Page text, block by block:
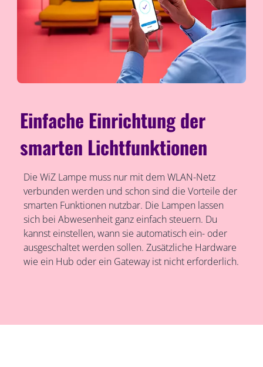
Einfache Einrichtung der
smarten Lichtfunktionen
Die WiZ Lampe muss nur mit dem WLAN-Netz
verbunden werden und schon sind die Vorteile der
smarten Funktionen nutzbar. Die Lampen lassen
sich bei Abwesenheit ganz einfach steuern. Du
kannst einstellen, wann sie automatisch ein- oder
ausgeschaltet werden sollen. Zusätzliche Hardware
wie ein Hub oder ein Gateway ist nicht erforderlich.